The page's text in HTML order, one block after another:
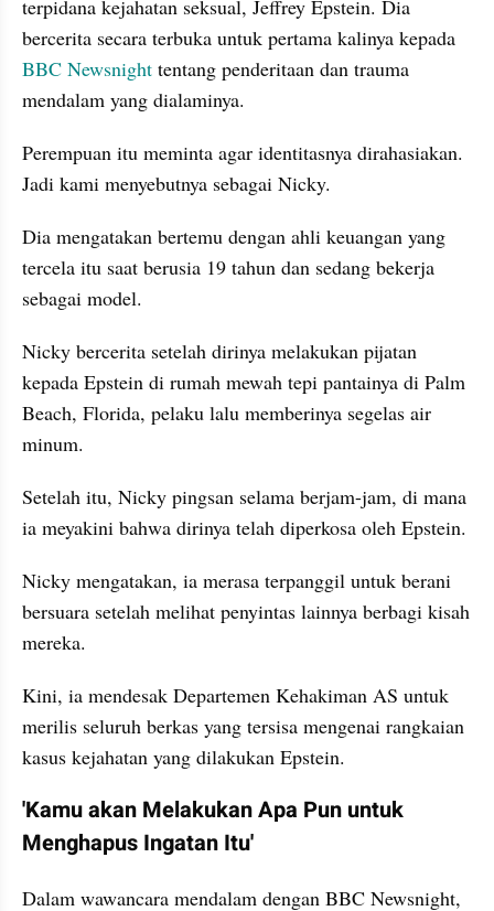
terpidana kejahatan seksual, Jeffrey Epstein. Dia
BBC Newsnight tentang penderitaan dan trauma
mendalam yang dialaminya.
Perempuan itu meminta agar identitasnya dirahasiakan.
Jadi kami menyebutnya sebagai Nicky.
Dia mengatakan bertemu dengan ahli keuangan yang
tercela itu saat berusia 19 tahun dan sedang bekerja
sebagai model.
Nicky bercerita setelah dirinya melakukan pijatan
kepada Epstein di rumah mewah tepi pantainya di Palm
Beach, Florida, pelaku lalu memberinya segelas air
minum.
Setelah itu, Nicky pingsan selama berjam-jam, di mana
ia meyakini bahwa dirinya telah diperkosa oleh Epstein.
Nicky mengatakan, ia merasa terpanggil untuk berani
bersuara setelah melihat penyintas lainnya berbagi kisah
mereka.
Kini, ia mendesak Departemen Kehakiman AS untuk
merilis seluruh berkas yang tersisa mengenai rangkaian
kasus kejahatan yang dilakukan Epstein.
'Kamu akan Melakukan Apa Pun untuk
Menghapus Ingatan Itu'
Dalam wawancara mendalam dengan BBC Newsnight,